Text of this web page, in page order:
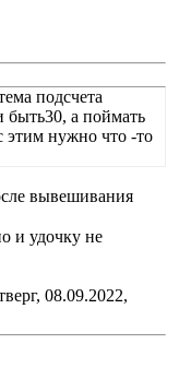
подсчета
быть30, а поймать
этим нужно что -то
вывешивания
и удочку не
08.09.2022,